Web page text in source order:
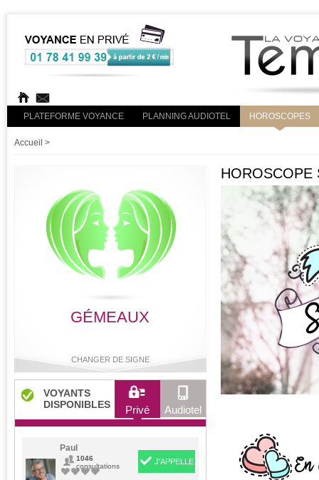
PLATEFORME VOYANCE PLANNING AUDIOTEL HOROSCOPES
Accueil >
GÉMEAUX
CHANGER DE SIGNE
Bélier Taureau Gémeaux Cancer
VOYANTS
DISPONIBLES
Privé Audiotel
Paul
1046
consultations
J'APPELLE
HOROSCOPE